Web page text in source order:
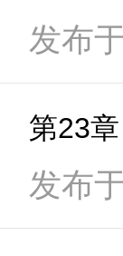
发布
第23
发布